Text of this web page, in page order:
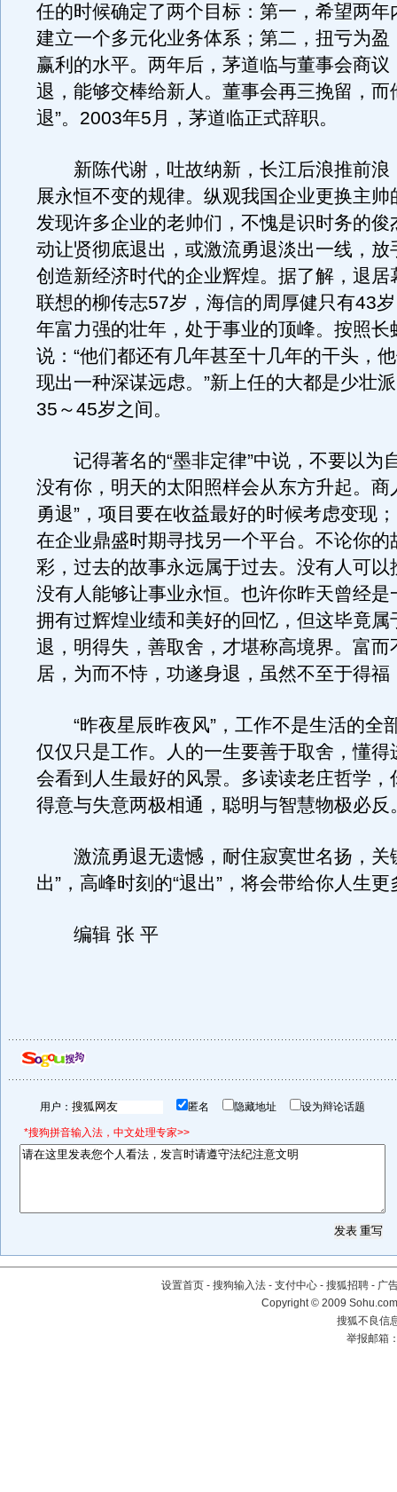
任的时候确定了两个目标：第一，希望两年
建立一个多元化业务体系；第二，扭亏为盈
赢利的水平。两年后，茅道临与董事会商议
退，能够交棒给新人。董事会再三挽留，而
退”。2003年5月，茅道临正式辞职。
新陈代谢，吐故纳新，长江后浪推前浪
展永恒不变的规律。纵观我国企业更换主帅
发现许多企业的老帅们，不愧是识时务的俊
动让贤彻底退出，或激流勇退淡出一线，放
创造新经济时代的企业辉煌。据了解，退居
联想的柳传志57岁，海信的周厚健只有43
年富力强的壮年，处于事业的顶峰。按照长
说：“他们都还有几年甚至十几年的干头，
现出一种深谋远虑。”新上任的大都是少壮
35～45岁之间。
记得著名的“墨非定律”中说，不要以为
没有你，明天的太阳照样会从东方升起。商
勇退”，项目要在收益最好的时候考虑变现
在企业鼎盛时期寻找另一个平台。不论你的
彩，过去的故事永远属于过去。没有人可以
没有人能够让事业永恒。也许你昨天曾经是
拥有过辉煌业绩和美好的回忆，但这毕竟属
退，明得失，善取舍，才堪称高境界。富而
居，为而不恃，功遂身退，虽然不至于得福
“昨夜星辰昨夜风”，工作不是生活的全
仅仅只是工作。人的一生要善于取舍，懂得
会看到人生最好的风景。多读读老庄哲学，
得意与失意两极相通，聪明与智慧物极必反
激流勇退无遗憾，耐住寂寞世名扬，关
出”，高峰时刻的“退出”，将会带给你人生
编辑 张 平
用户： 匿名 隐藏地址 设为辩论话题
*搜狗拼音输入法，中文处理专家>>
设置首页 - 搜狗输入法 - 支付中心 - 搜狐招聘 - 广
Copyright © 2009
搜狐不良信
举报邮箱